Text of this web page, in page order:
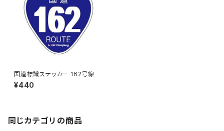
国道標識ステッカー 162号線
¥440
同じカテゴリの商品